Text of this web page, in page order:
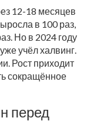
12-18 месяцев
в 100 раз,
Но в 2024 году
учёл халвинг.
Рост приходит
сокращённое
перед